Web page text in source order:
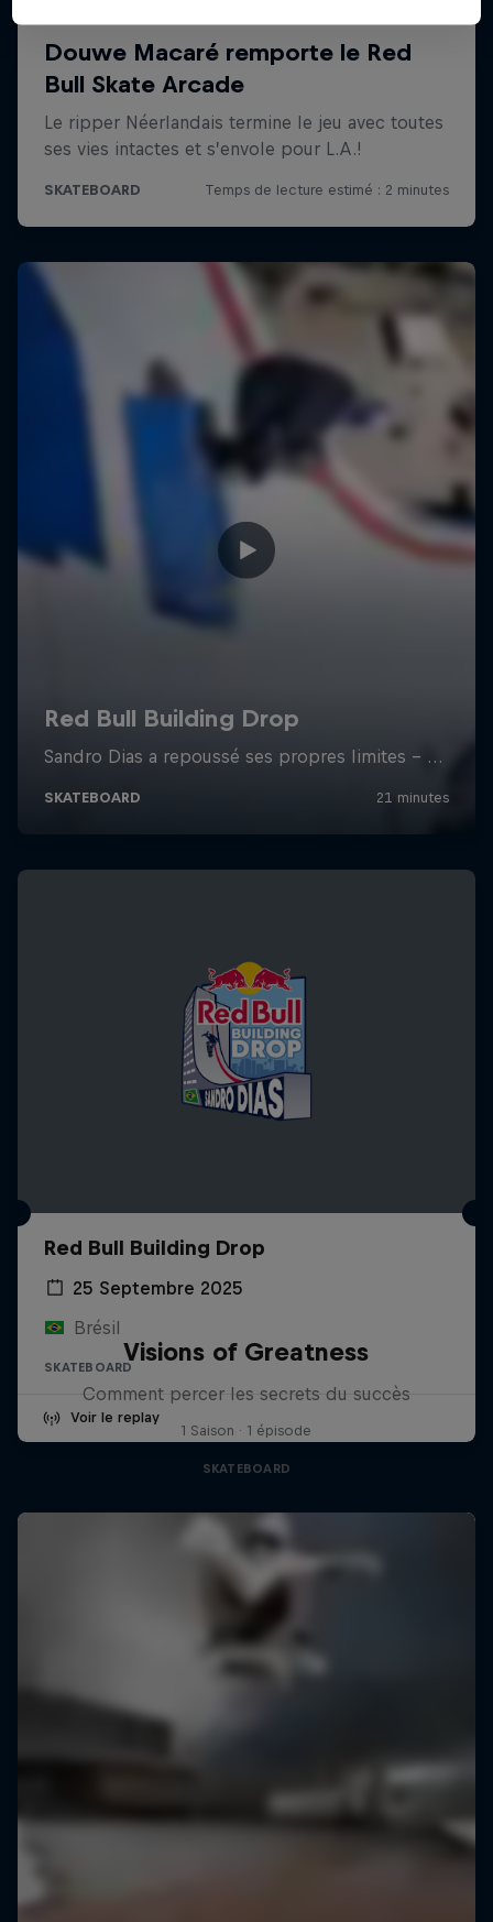
Red Bull Building Drop
25 Septembre 2025
Brésil
SKATEBOARD
Voir le replay
Visions of Greatness
Comment percer les secrets du succès
1 Saison · 1 épisode
SKATEBOARD